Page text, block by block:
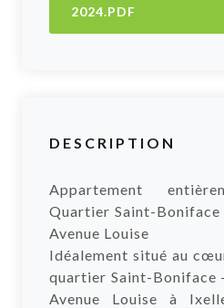
2024.PDF
DESCRIPTION
Appartement
Quartier Saint-
Avenue Louise
Idéalement situé au
quartier Saint-Boniface
Avenue Louise à